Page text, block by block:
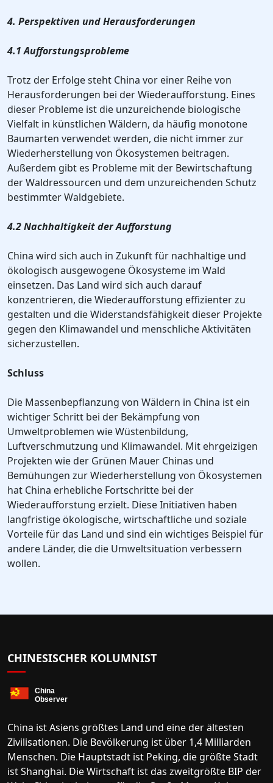
4. Perspektiven und Herausforderungen
4.1 Aufforstungsprobleme
Trotz der Erfolge steht China vor einer Reihe von
Herausforderungen bei der Wiederaufforstung. Eines
dieser Probleme ist die unzureichende biologische
Vielfalt in künstlichen Wäldern, da häufig monotone
Baumarten verwendet werden, die nicht immer zur
Wiederherstellung von Ökosystemen beitragen.
Außerdem gibt es Probleme mit der Bewirtschaftung
der Waldressourcen und dem unzureichenden Schutz
bestimmter Waldgebiete.
4.2 Nachhaltigkeit der Aufforstung
China wird sich auch in Zukunft für nachhaltige und
ökologisch ausgewogene Ökosysteme im Wald
einsetzen. Das Land wird sich auch darauf
konzentrieren, die Wiederaufforstung effizienter zu
gestalten und die Widerstandsfähigkeit dieser Projekte
gegen den Klimawandel und menschliche Aktivitäten
sicherzustellen.
Schluss
Die Massenbepflanzung von Wäldern in China ist ein
wichtiger Schritt bei der Bekämpfung von
Umweltproblemen wie Wüstenbildung,
Luftverschmutzung und Klimawandel. Mit ehrgeizigen
Projekten wie der Grünen Mauer Chinas und
Bemühungen zur Wiederherstellung von Ökosystemen
hat China erhebliche Fortschritte bei der
Wiederaufforstung erzielt. Diese Initiativen haben
langfristige ökologische, wirtschaftliche und soziale
Vorteile für das Land und sind ein wichtiges Beispiel für
andere Länder, die die Umweltsituation verbessern
wollen.
CHINESISCHER KOLUMNIST
China ist Asiens größtes Land und eine der ältesten
Zivilisationen. Die Bevölkerung ist über 1,4 Milliarden
Menschen. Die Hauptstadt ist Peking, die größte Stadt
ist Shanghai. Die Wirtschaft ist das zweitgrößte BIP der